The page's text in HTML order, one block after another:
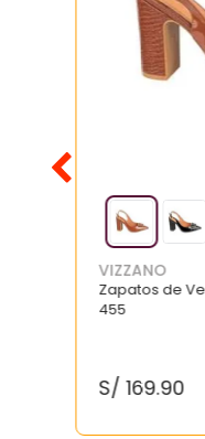
VIZZANO
Zapatos de
455
S/ 169.90